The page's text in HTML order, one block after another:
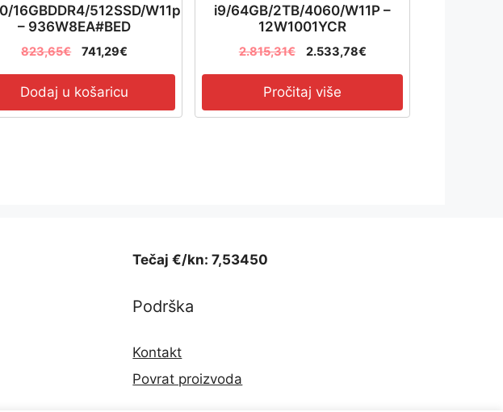
16GBDDR4/512SSD/W11p
– 936W8EA#BED
823,65€ 741,29€
Dodaj u košaricu
i9/64GB/2TB/4060/W11P –
12W1001YCR
2.815,31€ 2.533,78€
Pročitaj više
Tečaj €/kn: 7,53450
Podrška
Kontakt
Povrat proizvoda